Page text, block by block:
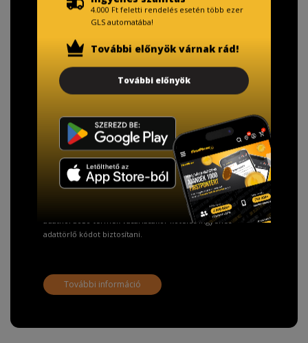
TISZTELT VÁSÁRLÓNK!
Fizetésnél kérje az ingyenes adattörlő kódot
adatainak biztonsága érdekében!
A Kormány döntése alapján a kereskedő minden tartós
adathordozó termék vásárlásakor köteles ingyenes
adattörlő kódot biztosítani.
További információ
4.000 Ft feletti rendelés esetén több ezer
GLS automatába!
További előnyök várnak rád!
További előnyök